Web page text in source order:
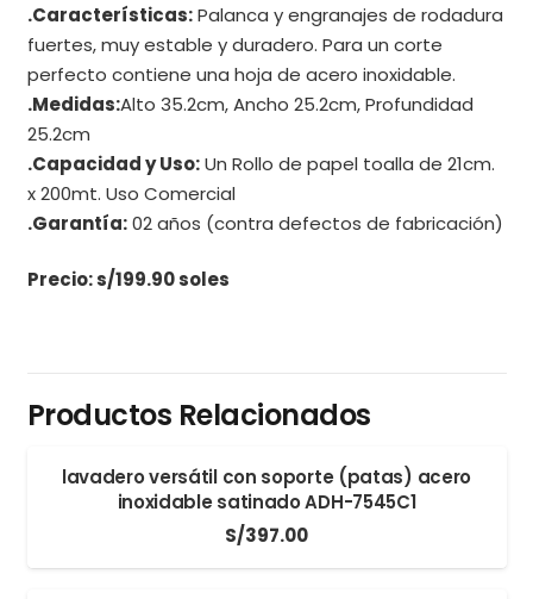
.Características:Palanca y engranajes de rodadura
fuertes, muy estable y duradero. Para un corte
perfecto contiene una hoja de acero inoxidable.
.Medidas:Alto 35.2cm, Ancho 25.2cm, Profundidad
25.2cm
.Capacidad y Uso:Un Rollo de papel toalla de 21cm.
x 200mt. Uso Comercial
.Garantía:02 años (contra defectos de fabricación)
Precio: s/199.90 soles
Productos Relacionados
lavadero versátil con soporte (patas) acero
inoxidable satinado ADH-7545C1
S/397.00